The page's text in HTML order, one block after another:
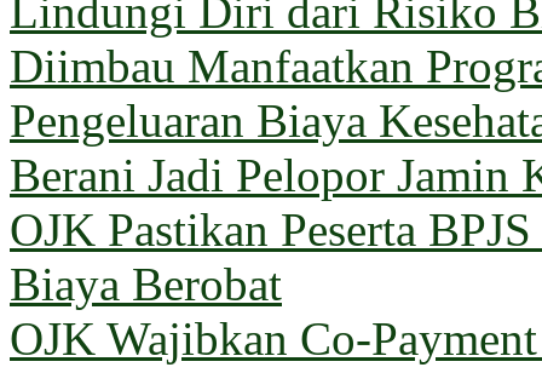
Lindungi Diri dari Risiko
Diimbau Manfaatkan
Pengeluaran Biaya
Berani Jadi Pelopor Jamin
OJK Pastikan Peserta
Biaya Berobat
OJK Wajibkan Co-